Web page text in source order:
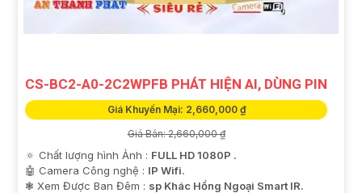
CS-BC2-A0-2C2WPFB PHÁT HIỆN AI, DÙNG PIN
Giá Khuyến Mại: 2,660,000 ₫
Giá Bán: 2,660,000 ₫
🔅 Chất lượng hình Ảnh : FULL HD 1080P .
🤖️ Camera Công nghệ : IP Wifi.
❃ Xem Được Ban Đêm : sp Khác Hồng Ngoại Smart IR.